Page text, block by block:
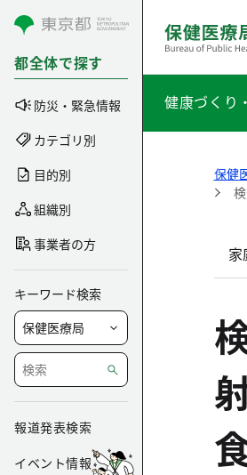
コンテンツにスキップ
都全体で探す
防災・緊急情報
カテゴリ別
目的別
組織別
事業者の方
キーワード検索
報道発表検索
イベント情報
健康づくり
保健